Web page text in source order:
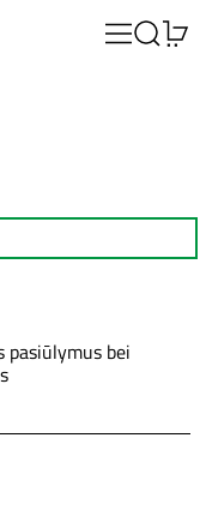
MeniuPaieška
pasiūlymus bei